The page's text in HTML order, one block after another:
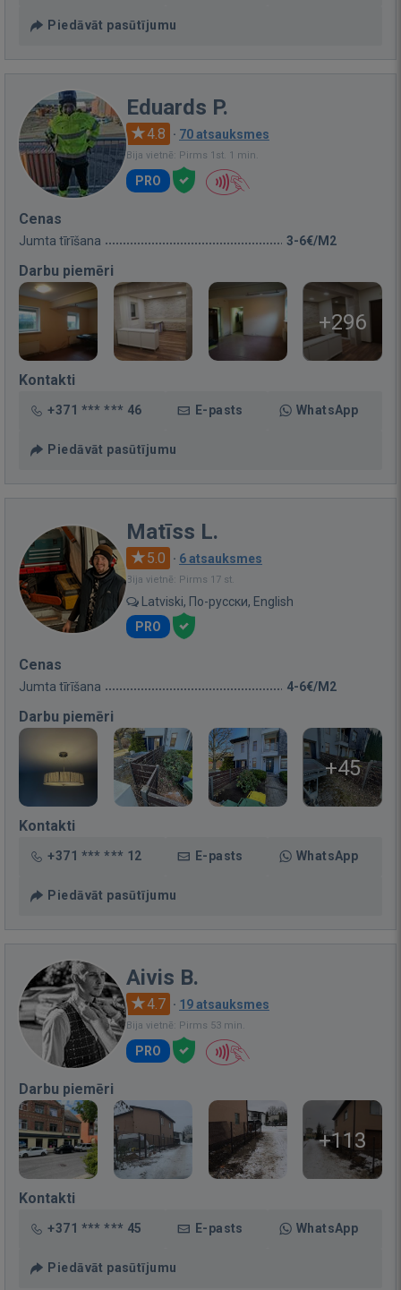
Piedāvāt pasūtījumu
Eduards P.
4.8 · 70 atsauksmes
Bija vietnē: Pirms 1st. 1 min.
PRO
Cenas
Jumta tīrīšana 3-6€/M2
Darbu piemēri
+296
Kontakti
+371 *** *** 46 E-pasts WhatsApp
Piedāvāt pasūtījumu
Matīss L.
5.0 · 6 atsauksmes
Bija vietnē: Pirms 17 st.
Latviski, По-русски, English
PRO
Cenas
Jumta tīrīšana 4-6€/M2
Darbu piemēri
+45
Kontakti
+371 *** *** 12 E-pasts WhatsApp
Piedāvāt pasūtījumu
Aivis B.
4.7 · 19 atsauksmes
Bija vietnē: Pirms 53 min.
PRO
Darbu piemēri
+113
Kontakti
+371 *** *** 45 E-pasts WhatsApp
Piedāvāt pasūtījumu